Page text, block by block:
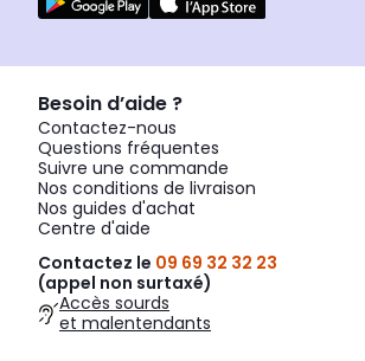
Besoin d’aide ?
Contactez-nous
Questions fréquentes
Suivre une commande
Nos conditions de livraison
Nos guides d'achat
Centre d'aide
Contactez le 09 69 32 32 23
(appel non surtaxé)
Accès sourds
et malentendants